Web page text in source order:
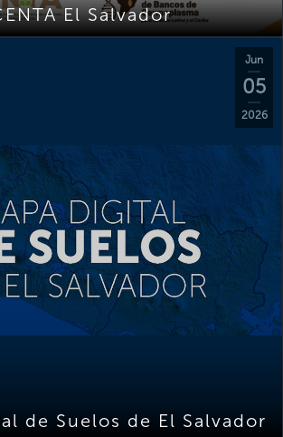
El Salvador
Jun
05
2026
de Suelos de El Salvador